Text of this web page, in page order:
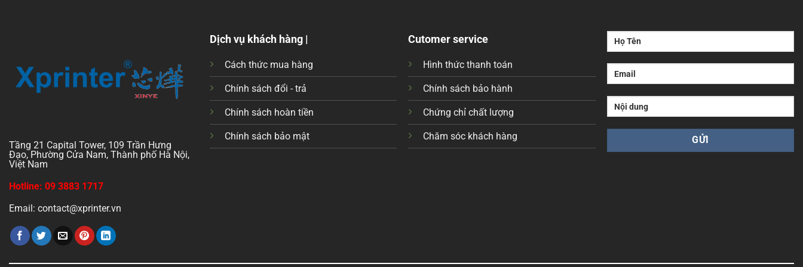
Tầng 21 Capital Tower, 109 Trần Hưng
Đạo, Phường Cửa Nam, Thành phố Hà Nội,
Việt Nam
Hotline: 09 3883 1717
Email: contact@xprinter.vn
Dịch vụ khách hàng |
Cách thức mua hàng
Chính sách đổi - trả
Chính sách hoàn tiền
Chính sách bảo mật
Cutomer service
Hình thức thanh toán
Chính sách bảo hành
Chứng chỉ chất lượng
Chăm sóc khách hàng